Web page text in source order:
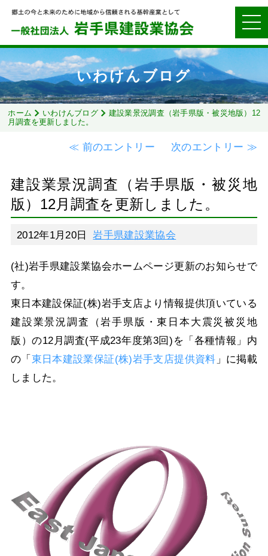
いわけんブログ
ホーム いわけんブログ
建設業景況調査（岩手県版・被災地版）12
月調査を更新しました。
≪ 前のエントリー 次のエントリー ≫
建設業景況調査（岩手県版・被災地
版）12月調査を更新しました。
2012年1月20日 岩手県建設業協会
(社)岩手県建設業協会ホームページ更新のお知らせで
す。
東日本建設保証(株)岩手支店より情報提供頂いている
建設業景況調査（岩手県版・東日本大震災被災地
版）の12月調査(平成23年度第3回)を「各種情報」内
の「 東日本建設業保証(株)岩手支店提供資料 」に掲載
しました。